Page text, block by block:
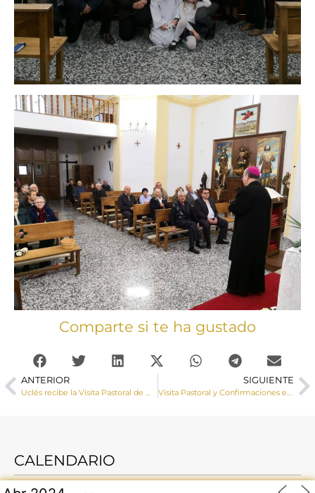
Comparte si te ha gustado
ANTERIOR
Uclés recibe la Visita Pastoral de Monseñor José María Yanguas
SIGUIENTE
Visita Pastoral y Confirmaciones en la parroquia de Barajas de Melo
CALENDARIO